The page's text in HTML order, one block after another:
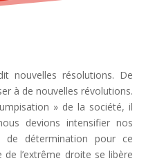
nouvelles résolutions. De
à de nouvelles révolutions.
» de la société, il
devions intensifier nos
de détermination pour ce
l’extrême droite se libère